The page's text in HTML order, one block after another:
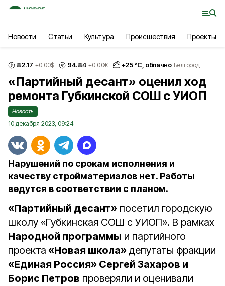
Новости Статьи Культура Происшествия Проекты
82.17 +0.00$ 94.84 +0.00€ +25°С, облачно Белгород
«Партийный десант» оценил ход
ремонта Губкинской СОШ с УИОП
Новость
10 декабря 2023, 09:24
Нарушений по срокам исполнения и
качеству стройматериалов нет. Работы
ведутся в соответствии с планом.
«Партийный десант» посетил городскую
школу «Губкинская СОШ с УИОП». В рамках
Народной программы и партийного
проекта «Новая школа» депутаты фракции
«Единая Россия» Сергей Захаров и
Борис Петров проверяли и оценивали